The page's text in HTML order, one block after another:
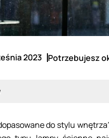
2023 Potrzebujesz
do stylu